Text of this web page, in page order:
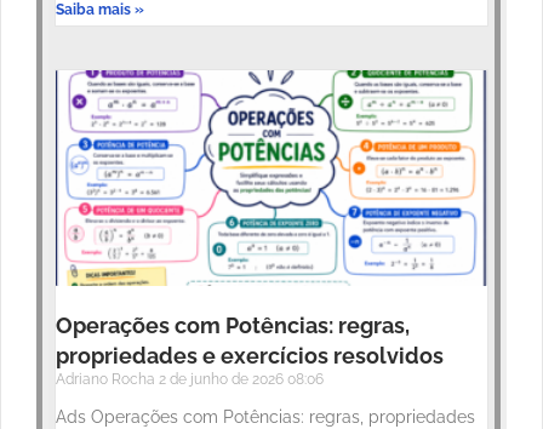
Saiba mais »
Operações com Potências: regras,
propriedades e exercícios resolvidos
Adriano Rocha 2 de junho de 2026 08:06
Ads Operações com Potências: regras, propriedades